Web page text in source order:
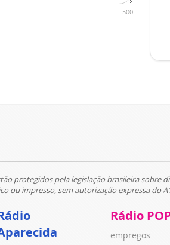
500
protegidos pela legislação brasileira sobre
impresso, sem autorização expressa do
Rádio
empregos